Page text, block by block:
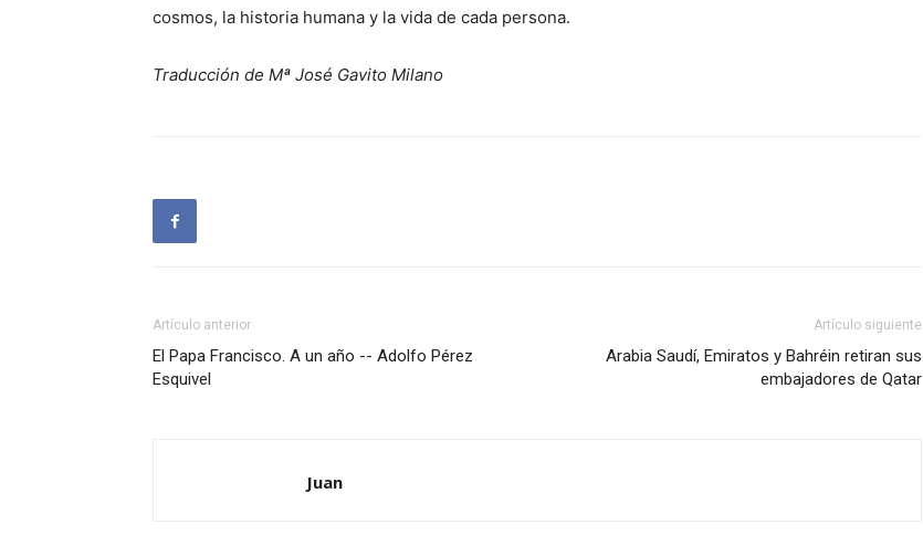
cosmos, la historia humana y la vida de cada persona.
Traducción de Mª José Gavito Milano
Artículo anterior
El Papa Francisco. A un año -- Adolfo Pérez
Esquivel
Artículo siguiente
Arabia Saudí, Emiratos y Bahréin retiran sus
embajadores de Qatar
Juan